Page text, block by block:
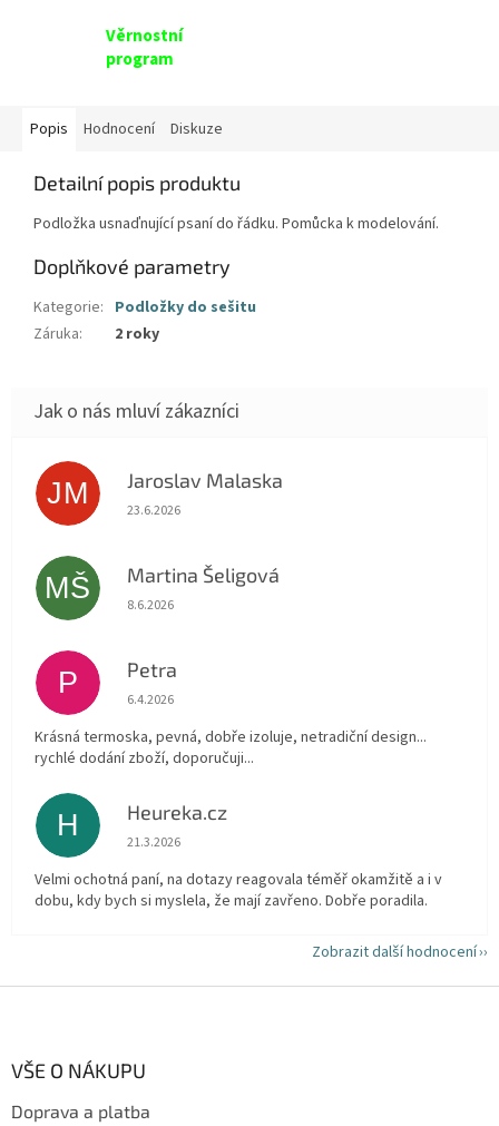
Věrnostní
program
Popis Hodnocení Diskuze
Detailní popis produktu
Podložka usnaďnující psaní do řádku. Pomůcka k modelování.
Doplňkové parametry
Kategorie: Podložky do sešitu
Záruka: 2 roky
JM Jaroslav Malaska
Hodnocení obchodu je 5 z 5 hvězdiček.
23.6.2026
MŠ Martina Šeligová
Hodnocení obchodu je 5 z 5 hvězdiček.
8.6.2026
P Petra
Hodnocení obchodu je 5 z 5 hvězdiček.
6.4.2026
Krásná termoska, pevná, dobře izoluje, netradiční design...
rychlé dodání zboží, doporučuji...
H Heureka.cz
Hodnocení obchodu je 5 z 5 hvězdiček.
21.3.2026
Velmi ochotná paní, na dotazy reagovala téměř okamžitě a i v
dobu, kdy bych si myslela, že mají zavřeno. Dobře poradila.
Zobrazit další hodnocení
VŠE O NÁKUPU
Doprava a platba